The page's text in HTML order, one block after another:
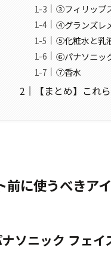
③フィリップ
④グランズレ
⑤化粧水と乳
⑥パナソニッ
⑦香水
【まとめ】これ
前に使うべきア
ソニック フェイ